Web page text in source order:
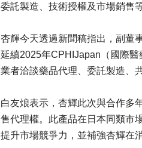
委託製造、技術授權及市場銷售
杏輝今天透過新聞稿指出，副董
延續2025年CPHIJapan（國際
業者洽談藥品代理、委託製造、
白友烺表示，杏輝此次與合作多
售代理權。此產品在日本同類市
提升市場競爭力，並補強杏輝在